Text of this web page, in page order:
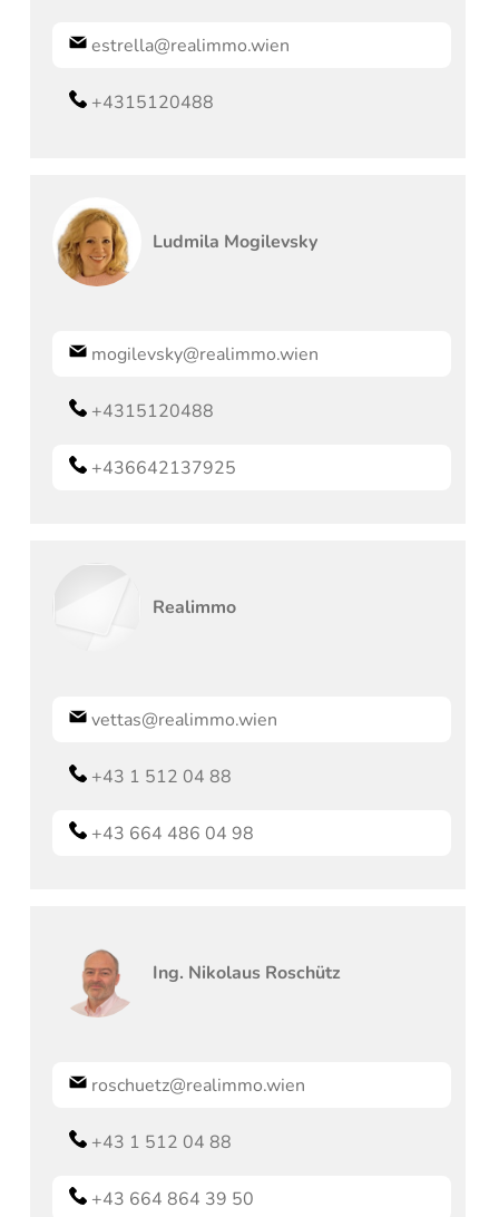
estrella@realimmo.wien
+4315120488
Ludmila Mogilevsky
mogilevsky@realimmo.wien
+4315120488
+436642137925
Realimmo
vettas@realimmo.wien
+43 1 512 04 88
+43 664 486 04 98
Ing. Nikolaus Roschütz
roschuetz@realimmo.wien
+43 1 512 04 88
+43 664 864 39 50